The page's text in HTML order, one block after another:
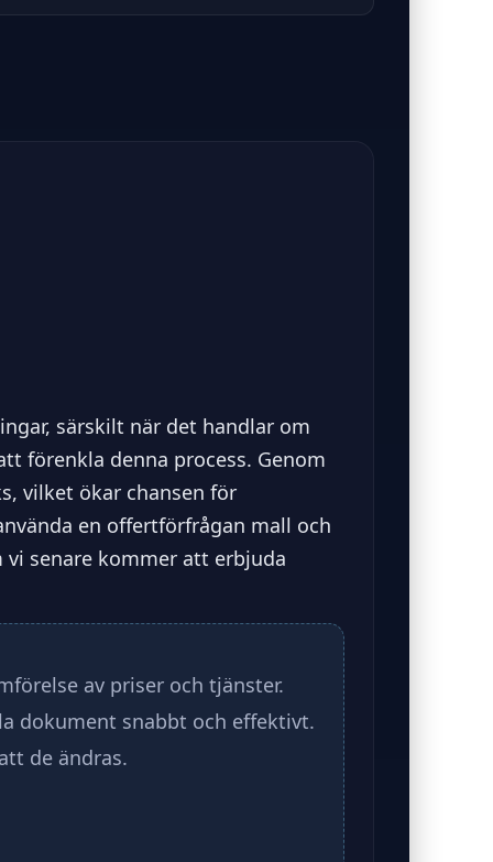
särskilt när det handlar om
förenkla denna process. Genom
vilket ökar chansen för
en offertförfrågan mall och
senare kommer att erbjuda
av priser och tjänster.
dokument snabbt och effektivt.
de ändras.